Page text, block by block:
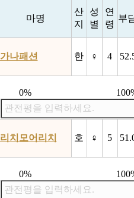
마명
산
지
성
별
연
령
부
가나패션 한 ♀ 4
0%
관전평을 입력하세요.
리치모어리치 호 ♀ 5
0%
관전평을 입력하세요.